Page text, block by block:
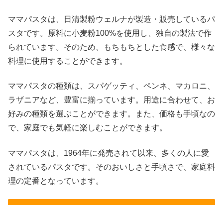
ママパスタは、日清製粉ウェルナが製造・販売しているパ
スタです。原料に小麦粉100%を使用し、独自の製法で作
られています。そのため、もちもちとした食感で、様々な
料理に使用することができます。
ママパスタの種類は、スパゲッティ、ペンネ、マカロニ、
ラザニアなど、豊富に揃っています。用途に合わせて、お
好みの種類を選ぶことができます。また、価格も手頃なの
で、家庭でも気軽に楽しむことができます。
ママパスタは、1964年に発売されて以来、多くの人に愛
されているパスタです。そのおいしさと手頃さで、家庭料
理の定番となっています。